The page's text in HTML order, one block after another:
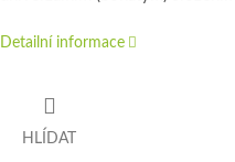
Detailní informace
HLÍDAT